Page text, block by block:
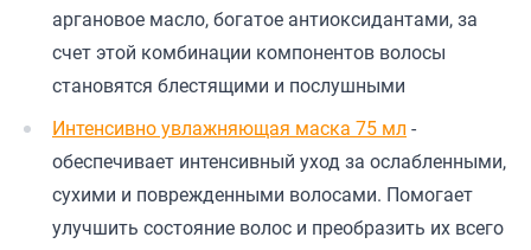
аргановое масло, богатое антиоксидантами, за
счет этой комбинации компонентов волосы
становятся блестящими и послушными
Интенсивно увлажняющая маска 75 мл -
обеспечивает интенсивный уход за ослабленными,
сухими и поврежденными волосами. Помогает
улучшить состояние волос и преобразить их всего